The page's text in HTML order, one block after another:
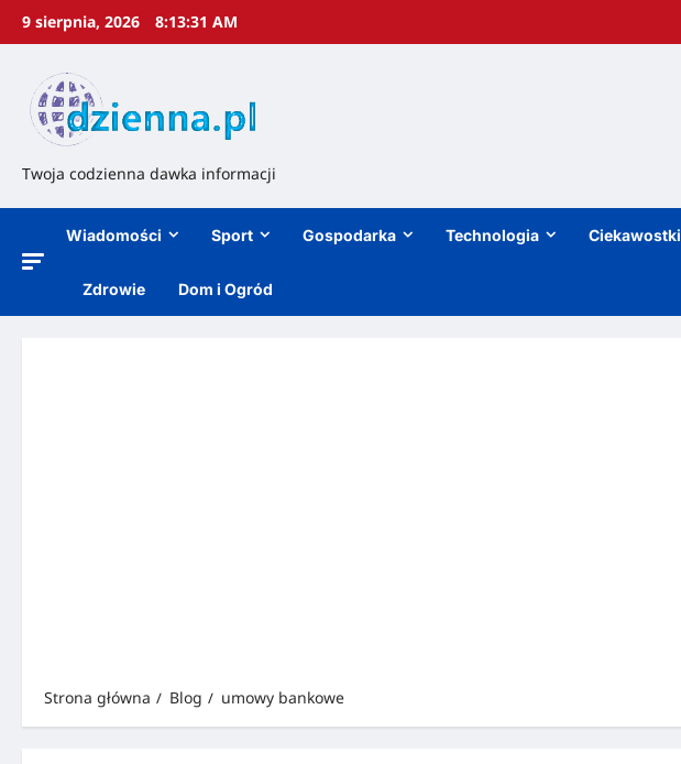
9 sierpnia, 2026 8:13:32 AM
Twoja codzienna dawka informacji
Wiadomości Sport Gospodarka Technologia Ciekawostki
Zdrowie Dom i Ogród
Strona główna Blog umowy bankowe